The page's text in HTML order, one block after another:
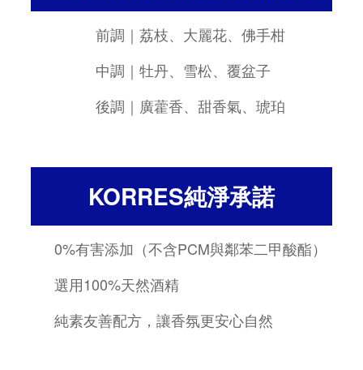
前調｜荔枝、大麗花、佛手柑
中調｜牡丹、雪松、覆盆子
後調｜廣藿香、甜香氣、琥珀
KORRES純淨承諾
0%有害添加（不含PCM與鄰苯二甲酸酯）
選用100%天然酒精
純素友善配方，讓香氛更安心自然